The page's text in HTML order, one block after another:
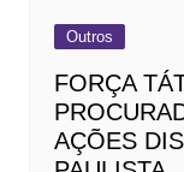
Outros
FORÇA
AÇÕES